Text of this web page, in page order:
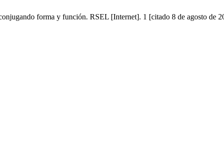
forma y función. RSEL [Internet]. 1 [citado 8 de agosto de